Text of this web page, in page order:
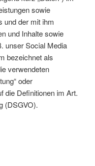
sowie
und der mit ihm
und Inhalte sowie
unser Social Media
bezeichnet als
verwendeten
oder
die Definitionen im Art.
(DSGVO).